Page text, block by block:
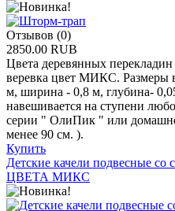
Отзывов (0)
2850.00 RUB
Цвета деревянных
веревка цвет МИКС. Размеры
м, ширина - 0,8 м, глубина-
навешивается на ступени
серии " ОлиПик " или
менее 90 см. ).
Купить
Детские качели подвесные со
ЦВЕТА МИКС